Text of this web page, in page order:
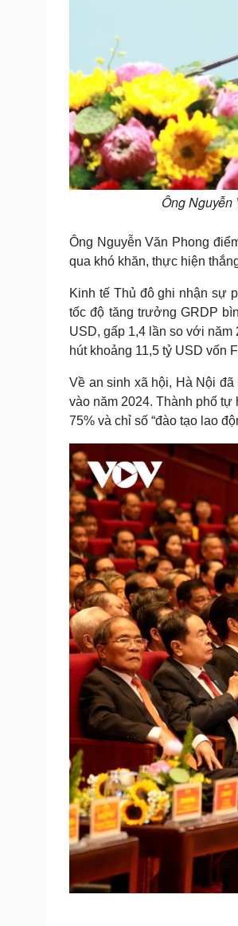
Ông
Ông Nguyễn Văn Phong
qua khó khăn, thực hiện
Kinh tế Thủ đô ghi nhận sự
tốc độ tăng trưởng GRDP
USD, gấp 1,4 lần so với
hút khoảng 11,5 tỷ USD vốn
Về an sinh xã hội, Hà Nội
vào năm 2024. Thành phố
75% và chỉ số “đào tạo lao